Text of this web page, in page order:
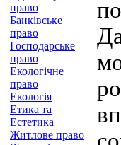
право
Банківське
право
Господарське
право
Екологічне
право
Екологія
Етика та
Естетика
Житлове право